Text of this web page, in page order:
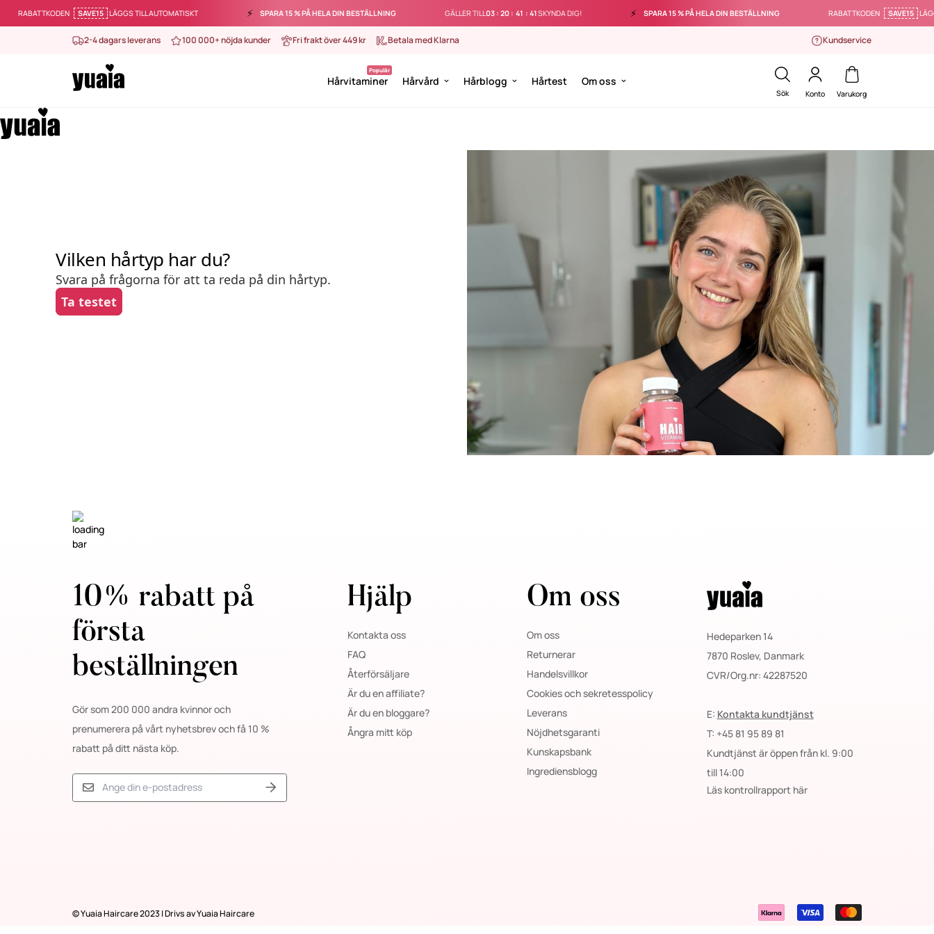
RABATTKODEN SAVE15 LÄGGS TILL AUTOMATISKT SPARA 15 % PÅ HELA DIN BESTÄLLNING GÄLLER TILL03:20 :41 : 41 SKYNDA DIG! SPARA 15 % PÅ HELA DIN BESTÄLLNING RABATTKODEN SAVE15 LÄGGS
2-4 dagars leverans 100 000+ nöjda kunder Fri frakt över 449 kr Betala med Klarna Kundservice
Hårvitaminer Hårvård Hårblogg Hårtest Om oss
Sök Konto Varukorg
10% rabatt på
första
beställningen
Gör som 200 000 andra kvinnor och
prenumerera på vårt nyhetsbrev och få 10 %
rabatt på ditt nästa köp.
Hjälp
Kontakta oss
FAQ
Återförsäljare
Är du en affiliate?
Är du en bloggare?
Ångra mitt köp
Om oss
Om oss
Returnerar
Handelsvillkor
Cookies och sekretesspolicy
Leverans
Nöjdhetsgaranti
Kunskapsbank
Ingrediensblogg
Hedeparken 14
7870 Roslev, Danmark
CVR/Org.nr: 42287520
E: Kontakta kundtjänst
T: +45 81 95 89 81
Kundtjänst är öppen från kl. 9:00
till 14:00
Läs kontrollrapport här
© Yuaia Haircare 2023 | Drivs av Yuaia Haircare